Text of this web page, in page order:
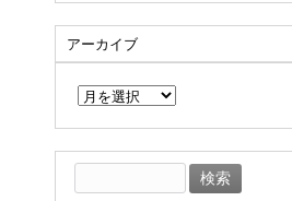
アーカイブ
イ
ブ
索: